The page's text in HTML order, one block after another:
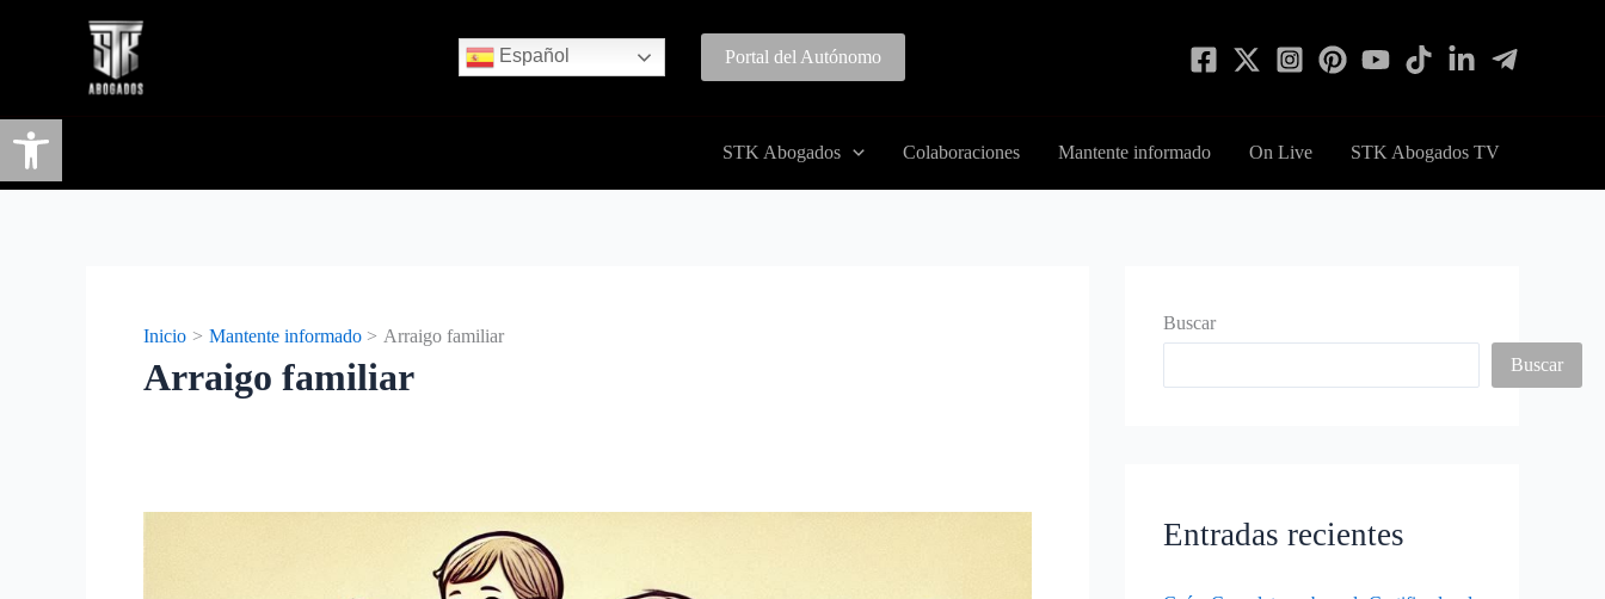
Español Portal del Autónomo
STK Abogados Colaboraciones Mantente informado On Live STK Abogados TV
Inicio Mantente informado Arraigo familiar
Arraigo familiar
Buscar
Buscar
Entradas recientes
Abrir barra de herramientas